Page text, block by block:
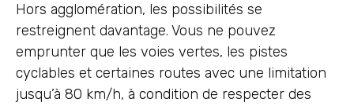
Hors agglomération, les possibilités se
restreignent davantage. Vous ne pouvez
emprunter que les voies vertes, les pistes
cyclables et certaines routes avec une limitation
jusqu’à 80 km/h, à condition de respecter des